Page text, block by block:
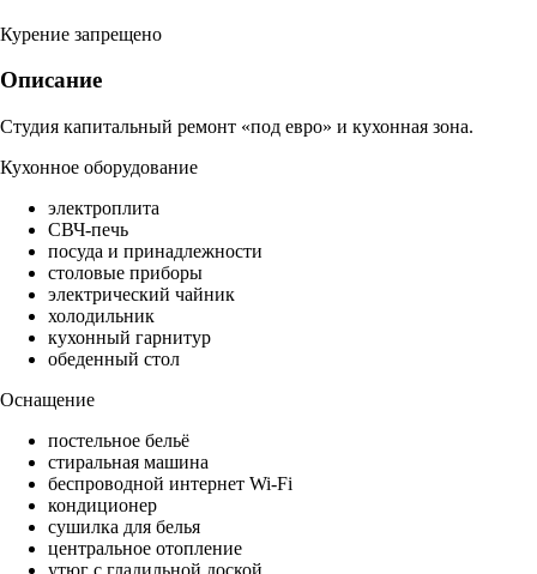
Курение запрещено
Описание
Студия капитальный ремонт «под евро» и кухонная зона.
Кухонное оборудование
электроплита
СВЧ-печь
посуда и принадлежности
столовые приборы
электрический чайник
холодильник
кухонный гарнитур
обеденный стол
Оснащение
постельное бельё
стиральная машина
беспроводной интернет Wi-Fi
кондиционер
сушилка для белья
центральное отопление
утюг с гладильной доской